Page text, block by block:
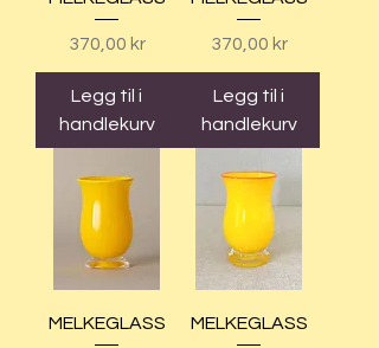
Pris
370,00 kr
Legg til i
handlekurv
Pris
370,00 kr
Legg til i
handlekurv
MELKEGLASS MELKEGLASS